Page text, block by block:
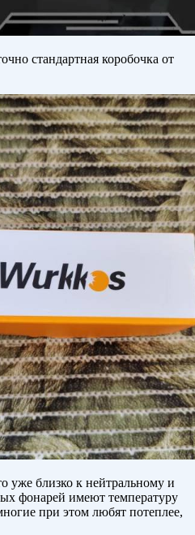
стандартная коробочка от
уже близко к нейтральному и
фонарей имеют температуру
при этом любят потеплее,